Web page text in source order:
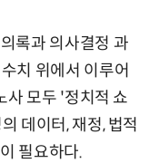
록과 의사결정 과
치 위에서 이루어
사 모두 '정치적 쇼
데이터, 재정, 법적
필요하다.